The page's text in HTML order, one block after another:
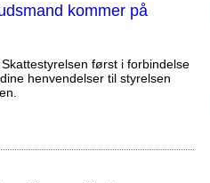
kommer på
først i forbindelse
henvendelser til styrelsen